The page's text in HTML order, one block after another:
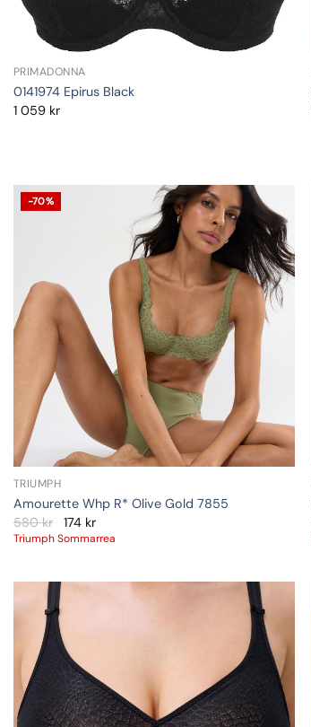
PRIMADONNA
0141974 Epirus Black
1 059 kr
-70%
TRIUMPH
Amourette Whp R* Olive Gold 7855
580kr 174 kr
Triumph Sommarrea